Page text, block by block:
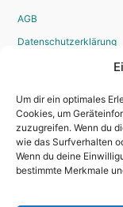
Um dir ein optimales
Cookies, um
zuzugreifen. Wenn du
wie das Surfverhalten
Wenn du deine
bestimmte Merkmale
AGB
Datenschutzerklärung
Impressum
Bestellvorgang